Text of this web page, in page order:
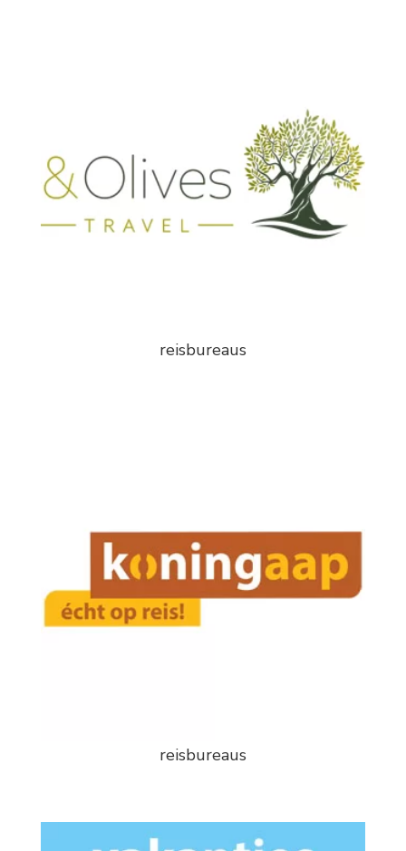
reisbureaus
reisbureaus